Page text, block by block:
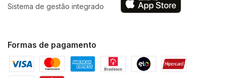
Sistema de gestão integrado
Formas de pagamento